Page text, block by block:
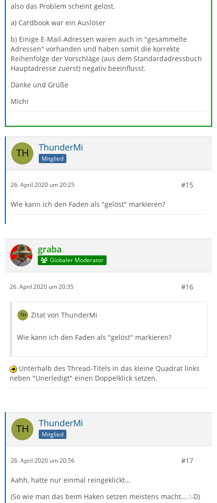
also das Problem scheint gelöst.
a) Cardbook war ein Auslöser
b) Einige E-Mail-Adressen waren auch in "gesammelte
Adressen" vorhanden und haben somit die korrekte
Reihenfolge der Vorschläge (aus dem Standardadressbuch
Hauptadresse zuerst) negativ beeinflusst.
Danke und Grüße
Michi
ThunderMi
Mitglied
26. April 2020 um 20:25 #15
Wie kann ich den Faden als "gelöst" markieren?
graba
Globaler Moderator
26. April 2020 um 20:35 #16
Zitat von ThunderMi
Wie kann ich den Faden als "gelöst" markieren?
Unterhalb des Thread-Titels in das kleine Quadrat links
neben "Unerledigt" einen Doppelklick setzen.
ThunderMi
Mitglied
26. April 2020 um 20:56 #17
Aahh, hatte nur einmal reingeklickt...
(So wie man das beim Haken setzen meistens macht... :-D)